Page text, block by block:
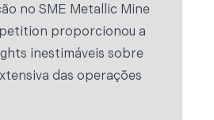
no SME Metallic Mine
proporcionou a
inestimáveis sobre
das operações